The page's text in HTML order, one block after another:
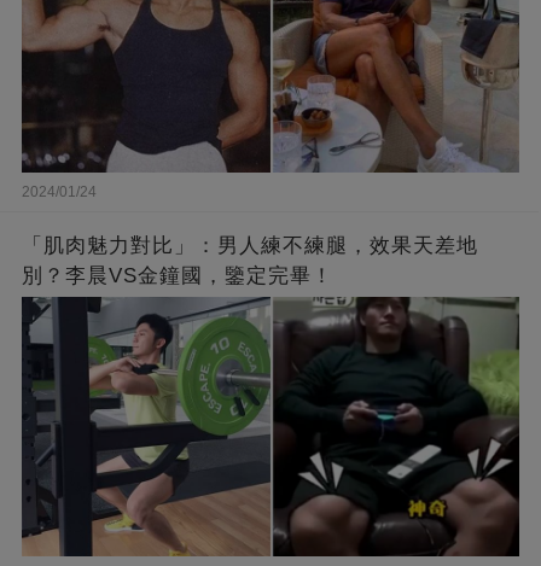
2024/01/24
「肌肉魅力對比」：男人練不練腿，效果天差地
別？李晨VS金鐘國，鑒定完畢！